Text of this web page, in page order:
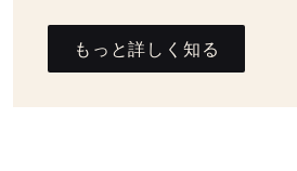
もっと詳しく知る